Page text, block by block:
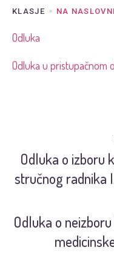
KLASJE NA
Odluka
Odluka u pristupačnom
Odluka o izboru
stručnog radnika
Odluka o